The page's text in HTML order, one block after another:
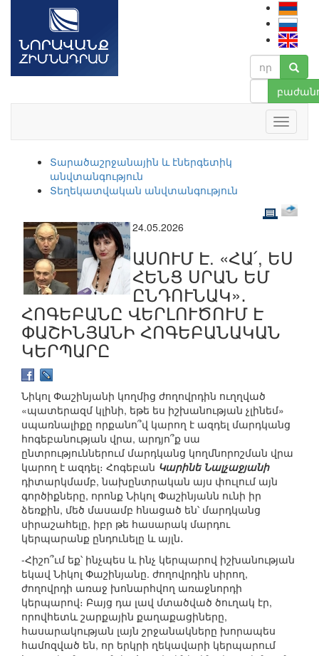
Տարածաշրջանային և էներգետիկ
անվտանգություն
Տեղեկատվական անվտանգություն
24.05.2026
ԱՍՈՒՄ Է. «ՀԱ՛, ԵՍ
ՀԵՆՑ ՍՐԱՆ ԵՄ
ԸՆԴՈՒՆԱԿ»․
ՀՈԳԵԲԱՆԸ ՎԵՐԼՈՒԾՈՒՄ Է
ՓԱՇԻՆՅԱՆԻ ՀՈԳԵԲԱՆԱԿԱՆ
ԿԵՐՊԱՐԸ
Նիկոլ Փաշինյանի կողմից ժողովրդին ուղղված
«պատերազմ կլինի, եթե ես իշխանության չլինեմ»
սպառնալիքը որքանո՞վ կարող է ազդել մարդկանց
հոգեբանության վրա, արդյո՞ք սա
ընտրություններում մարդկանց կողմնորոշման վրա
կարող է ազդել։ Հոգեբան Կարինե Նալչաջյանի
դիտարկմամբ, նախընտրական այս փուլում այն
գործիքները, որոնք Նիկոլ Փաշինյանն ունի իր
ձեռքին, մեծ մասամբ հնացած են՝ մարդկանց
սիրաշահելը, իբր թե հասարակ մարդու
կերպարանք ընդունելը և այլն․
-Հիշո՞ւմ եք՝ ինչպես և ինչ կերպարով իշխանության
եկավ Նիկոլ Փաշինյանը. ժողովրդին սիրող,
ժողովրդի առաջ խոնարհվող առաջնորդի
կերպարով։ Բայց դա լավ մտածված ծուղակ էր,
որովհետև շարքային քաղաքացիները,
հասարակության լայն շրջանակները խորապես
համոզված են, որ երկրի ղեկավարի կերպարում